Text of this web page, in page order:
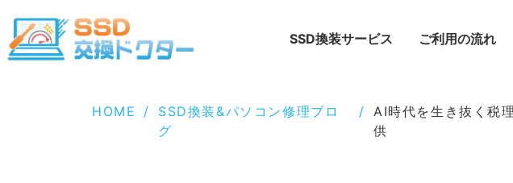
SSD換装サービス ご利用の流れ
HOME /
SSD換装&パソコン修理ブロ
グ
/
AI時代を生き抜く税
供